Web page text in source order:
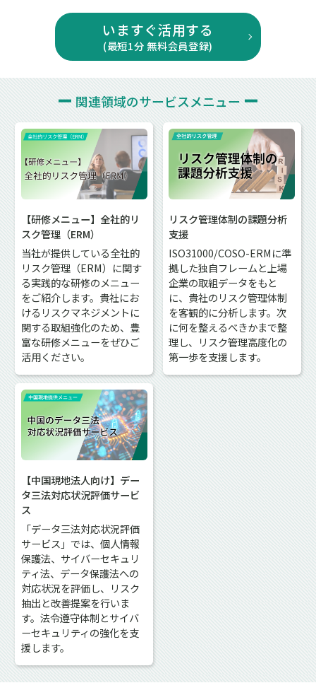
いますぐ活用する
(最短1分 無料会員登録)
関連領域のサービスメニュー
【研修メニュー】全社的リ
スク管理（ERM）
当社が提供している全社的
リスク管理（ERM）に関す
る実践的な研修のメニュー
をご紹介します。貴社にお
けるリスクマネジメントに
関する取組強化のため、豊
富な研修メニューをぜひご
活用ください。
リスク管理体制の課題分析
支援
ISO31000/COSO-ERMに準
拠した独自フレームと上場
企業の取組データをもと
に、貴社のリスク管理体制
を客観的に分析します。次
に何を整えるべきかまで整
理し、リスク管理高度化の
第一歩を支援します。
【中国現地法人向け】デー
タ三法対応状況評価サービ
ス
「データ三法対応状況評価
サービス」では、個人情報
保護法、サイバーセキュリ
ティ法、データ保護法への
対応状況を評価し、リスク
抽出と改善提案を行いま
す。法令遵守体制とサイバ
ーセキュリティの強化を支
援します。